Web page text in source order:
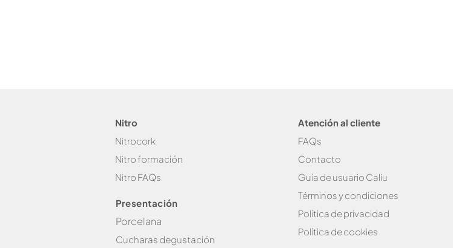
Nitro
Nitrocork
Nitro formación
Nitro FAQs
Presentación
Porcelana
Cucharas degustación
Atención al cliente
FAQs
Contacto
Guía de usuario Caliu
Términos y condiciones
Política de privacidad
Política de cookies